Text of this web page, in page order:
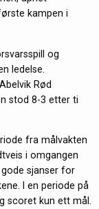
kampen i
og
ledelse.
Rød
stod 8-3 etter ti
fra målvakten
i omgangen
sjanser for
I en periode på
scoret kun ett mål.